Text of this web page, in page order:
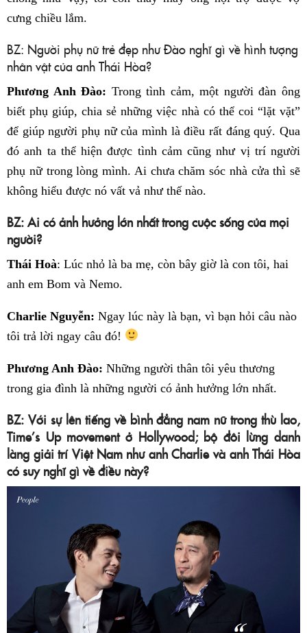
cưng chiều lắm.
BZ: Người phụ nữ trẻ đẹp như Đào nghĩ gì về hình tượng
nhân vật của anh Thái Hòa?
Phương Anh Đào: Trong tình cảm, một người đàn ông
biết phụ giúp, chia sẻ những việc nhà có thể coi “lặt vặt”
để giúp người phụ nữ của mình là điều rất đáng quý. Qua
đó anh ta thể hiện được tình cảm cũng như vị trí người
phụ nữ trong lòng mình. Ai chưa chăm sóc nhà cửa thì sẽ
không hiểu được nó vất vả như thế nào.
BZ: Ai có ảnh hưởng lớn nhất trong cuộc sống của mọi
người?
Thái Hoà: Lúc nhỏ là ba mẹ, còn bây giờ là con tôi, hai
anh em Bom và Nemo.
Charlie Nguyễn: Ngay lúc này là bạn, vì bạn hỏi câu nào
tôi trả lời ngay câu đó!
Phương Anh Đào: Những người thân tôi yêu thương
trong gia đình là những người có ảnh hưởng lớn nhất.
BZ: Với sự lên tiếng về bình đẳng nam nữ trong thù lao,
Time’s Up movement ở Hollywood; bộ đôi lừng danh
làng giải trí Việt Nam như anh Charlie và anh Thái Hòa
có suy nghĩ gì về điều này?